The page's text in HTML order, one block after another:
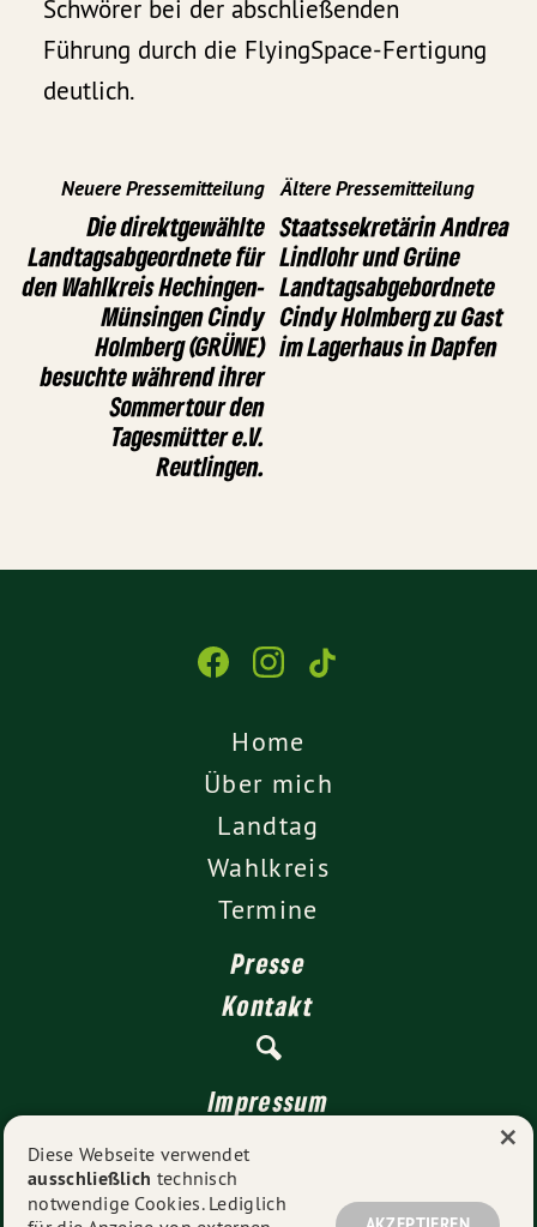
Schwörer bei der abschließenden
Führung durch die FlyingSpace-Fertigung
deutlich.
Neuere Pressemitteilung
Die direktgewählte
Landtagsabgeordnete für
den Wahlkreis Hechingen-
Münsingen Cindy
Holmberg (GRÜNE)
besuchte während ihrer
Sommertour den
Tagesmütter e.V.
Reutlingen.
Ältere Pressemitteilung
Staatssekretärin Andrea
Lindlohr und Grüne
Landtagsabgebordnete
Cindy Holmberg zu Gast
im Lagerhaus in Dapfen
Home
Über mich
Landtag
Wahlkreis
Termine
Presse
Kontakt
Impressum
Datenschutz
Diese Webseite verwendet
ausschließlich technisch
notwendige Cookies. Lediglich
×